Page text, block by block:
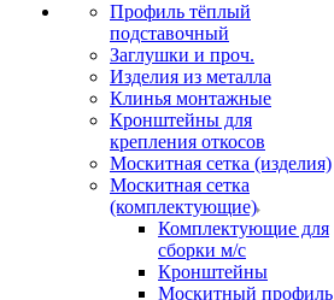
Профиль тёплый
подставочный
Заглушки и проч.
Изделия из металла
Клинья монтажные
Кронштейны для
крепления откосов
Москитная сетка (изделия)
Москитная сетка
(комплектующие)
Комплектующие для
сборки м/с
Кронштейны
Москитный профиль